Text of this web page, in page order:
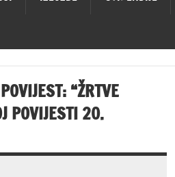
“ŽRTVE
POVIJESTI 20.